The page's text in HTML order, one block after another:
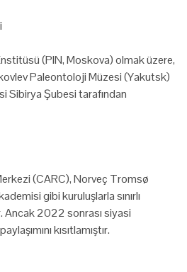
(PIN, Moskova) olmak üzere,
Paleontoloji Müzesi (Yakutsk)
Sibirya Şubesi tarafından
(CARC), Norveç Tromsø
gibi kuruluşlarla sınırlı
2022 sonrası siyasi
kısıtlamıştır.